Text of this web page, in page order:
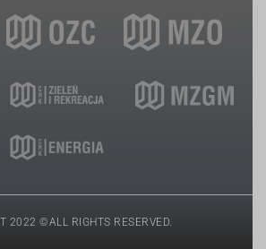
2022 ©ALL RIGHTS RESERVED.